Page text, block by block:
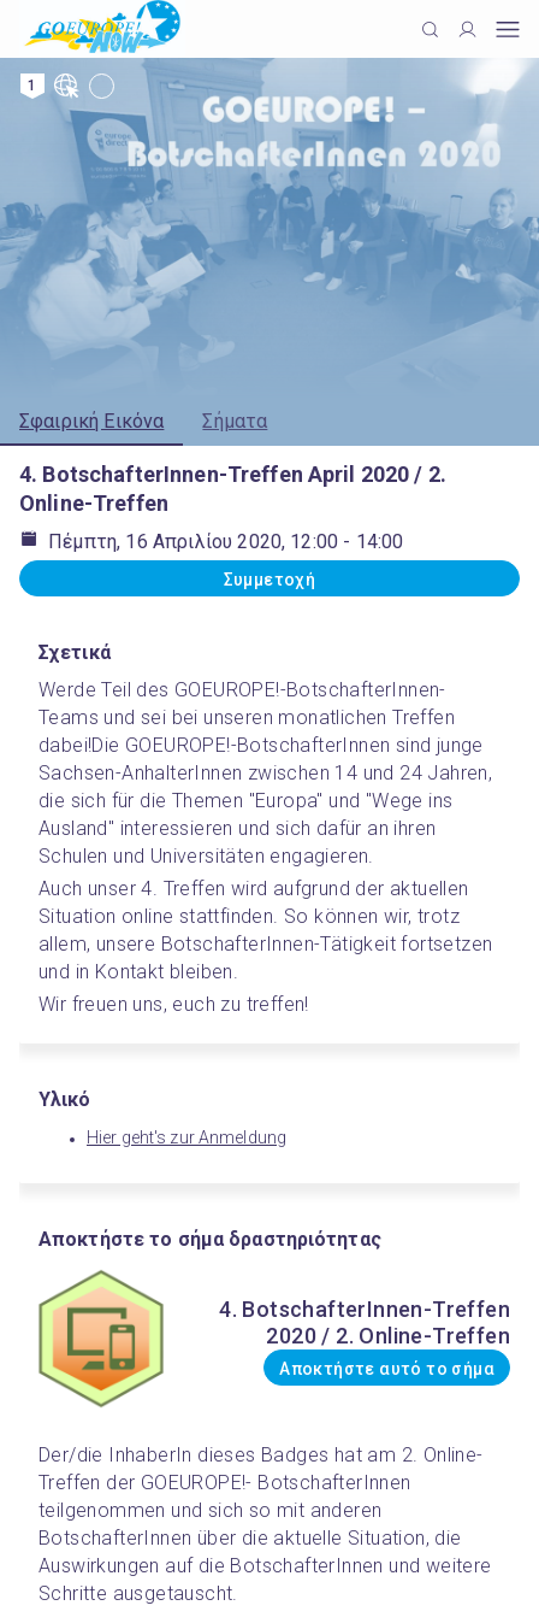
1
Σφαιρική Εικόνα Σήματα
4. BotschafterInnen-Treffen April 2020 / 2.
Online-Treffen
Πέμπτη, 16 Απριλίου 2020, 12:00 - 14:00
Συμμετοχή
Σχετικά
Werde Teil des GOEUROPE!-BotschafterInnen-
Teams und sei bei unseren monatlichen Treffen
dabei!Die GOEUROPE!-BotschafterInnen sind junge
Sachsen-AnhalterInnen zwischen 14 und 24 Jahren,
die sich für die Themen "Europa" und "Wege ins
Ausland" interessieren und sich dafür an ihren
Schulen und Universitäten engagieren.
Auch unser 4. Treffen wird aufgrund der aktuellen
Situation online stattfinden. So können wir, trotz
allem, unsere BotschafterInnen-Tätigkeit fortsetzen
und in Kontakt bleiben.
Wir freuen uns, euch zu treffen!
Υλικό
Hier geht's zur Anmeldung
Αποκτήστε το σήμα δραστηριότητας
4. BotschafterInnen-Treffen
2020 / 2. Online-Treffen
Αποκτήστε αυτό το σήμα
Der/die InhaberIn dieses Badges hat am 2. Online-
Treffen der GOEUROPE!- BotschafterInnen
teilgenommen und sich so mit anderen
BotschafterInnen über die aktuelle Situation, die
Auswirkungen auf die BotschafterInnen und weitere
Schritte ausgetauscht.